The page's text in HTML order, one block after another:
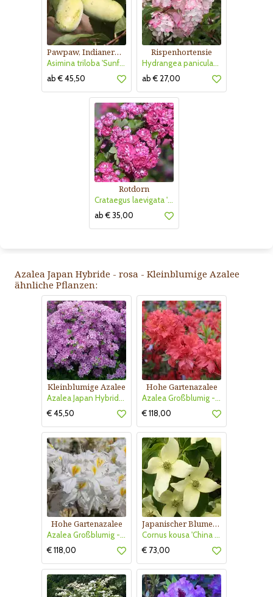
Pawpaw, Indianerbanane
Asimina triloba 'Sunflower'
ab € 45,50
Rispenhortensie
Hydrangea paniculata 'Vanille Fraise'
ab € 27,00
Rotdorn
Crataegus laevigata 'Pauls Scarlet'
ab € 35,00
Azalea Japan Hybride - rosa - Kleinblumige Azalee
ähnliche Pflanzen:
Kleinblumige Azalee
Azalea Japan Hybride - violett
€ 45,50
Hohe Gartenazalee
Azalea Großblumig - rot
€ 118,00
Hohe Gartenazalee
Azalea Großblumig - weiß
€ 118,00
Japanischer Blumenhartriegel
Cornus kousa 'China Girl'
€ 73,00